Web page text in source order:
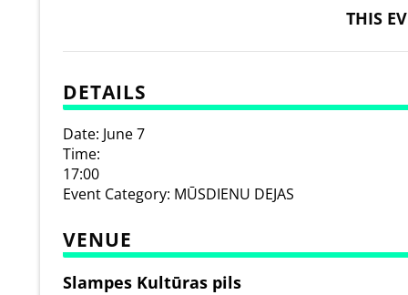
THIS
DETAILS
Date: June 7
Time:
17:00
Event Category: MŪSDIENU DEJAS
VENUE
Slampes Kultūras pils